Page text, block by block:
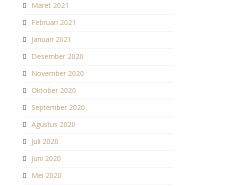
Maret 2021
Februari 2021
Januari 2021
Desember 2020
November 2020
Oktober 2020
September 2020
Agustus 2020
Juli 2020
Juni 2020
Mei 2020